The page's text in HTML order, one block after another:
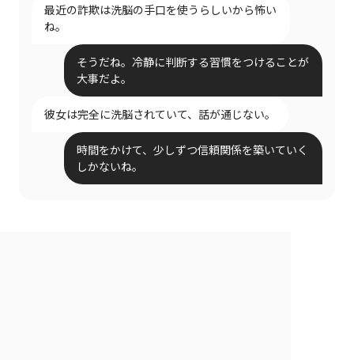
最近の詐欺は洗脳の手口を使うらしいから怖い
ね。
そうだね。冷静に判断する習慣をつけることが
大事だよ。
彼女は完全に洗脳されていて、話が通じない。
時間をかけて、少しずつ信頼関係を築いていく
しかないね。